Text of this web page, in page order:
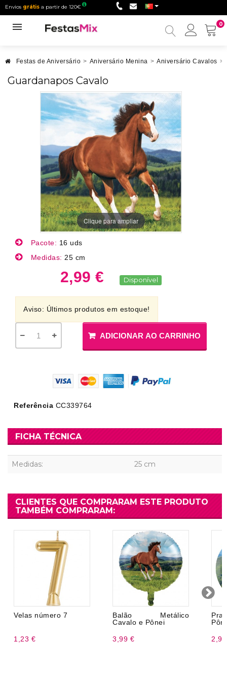
Envios grátis a partir de 120€
0
Minha
Festas de Aniversário > Aniversário Menina > Aniversário Cavalos >
Guardanapos Cavalo
Clique para ampliar
Pacote: 16 uds
Medidas: 25 cm
2,99 € Disponível
Aviso: Últimos produtos em estoque!
ADICIONAR AO CARRINHO
Referência CC339764
FICHA TÉCNICA
Medidas: 25 cm
CLIENTES QUE COMPRARAM ESTE PRODUTO
TAMBÉM COMPRARAM:
Velas número 7
1,23 €
Balão Metálico
Cavalo e Pônei
3,99 €